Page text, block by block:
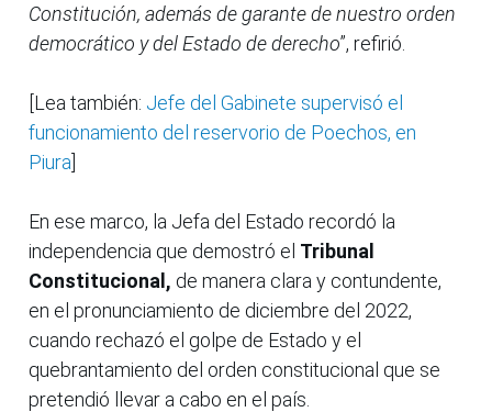
Constitución, además de garante de nuestro orden
democrático y del Estado de derecho”, refirió.
[Lea también: Jefe del Gabinete supervisó el
funcionamiento del reservorio de Poechos, en
Piura]
En ese marco, la Jefa del Estado recordó la
independencia que demostró el Tribunal
Constitucional, de manera clara y contundente,
en el pronunciamiento de diciembre del 2022,
cuando rechazó el golpe de Estado y el
quebrantamiento del orden constitucional que se
pretendió llevar a cabo en el país.